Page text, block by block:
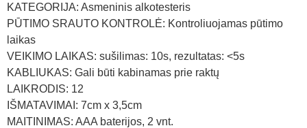
KATEGORIJA: Asmeninis alkotesteris
PŪTIMO SRAUTO KONTROLĖ: Kontroliuojamas pūtimo
laikas
VEIKIMO LAIKAS: sušilimas: 10s, rezultatas: <5s
KABLIUKAS: Gali būti kabinamas prie raktų
LAIKRODIS: 12
IŠMATAVIMAI: 7cm x 3,5cm
MAITINIMAS: AAA baterijos, 2 vnt.